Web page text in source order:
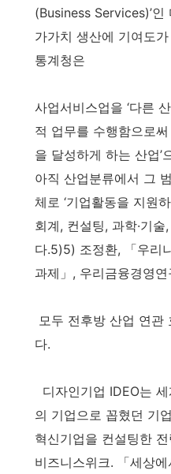
(Business Services)’
가가치 생산에 기여도
통계청은
사업서비스업을 ‘다른
적 업무를 수행함으로
을 달성하게 하는 산업’
아직 산업분류에서 그
체로 ‘기업활동을 지원
회계, 컨설팅, 과학·기
다.5)5) 조정환, 「우리
과제」, 우리금융경영
모두 전후방 산업 연관
다.
디자인기업 IDEO는
의 기업으로 꼽혔던 기
혁신기업을 컨설팅한
비즈니스위크. 「세상